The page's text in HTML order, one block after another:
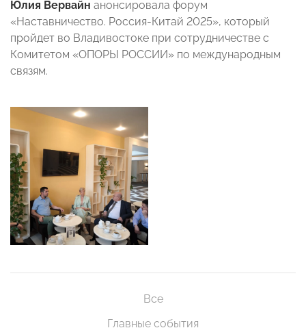
Юлия Вервайн анонсировала форум
«Наставничество. Россия-Китай 2025», который
пройдет во Владивостоке при сотрудничестве с
Комитетом «ОПОРЫ РОССИИ» по международным
связям.
Все
Главные события